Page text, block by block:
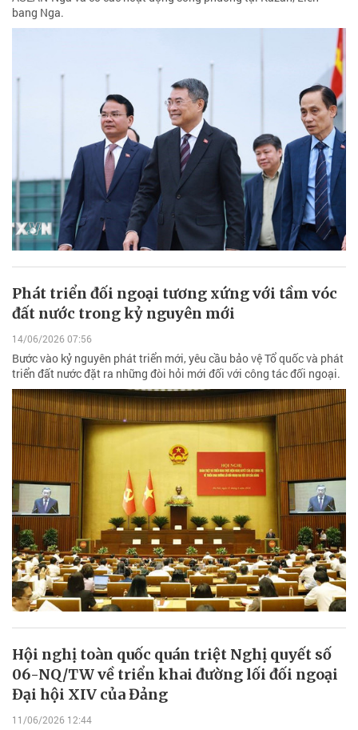
bang Nga.
Phát triển đối ngoại tương xứng với tầm vóc
đất nước trong kỷ nguyên mới
14/06/2026 07:56
Bước vào kỷ nguyên phát triển mới, yêu cầu bảo vệ Tổ quốc và phát
triển đất nước đặt ra những đòi hỏi mới đối với công tác đối ngoại.
Hội nghị toàn quốc quán triệt Nghị quyết số
06-NQ/TW về triển khai đường lối đối ngoại
Đại hội XIV của Đảng
11/06/2026 12:44